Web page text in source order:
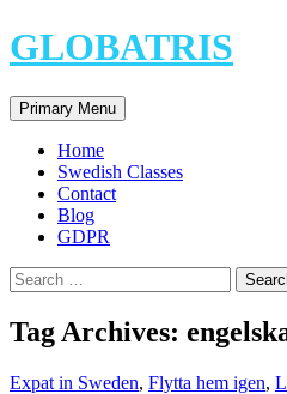
Skip
to
GLOBATRIS
Search
Primary Menu
Home
Swedish Classes
Contact
Blog
GDPR
Search
for:
Tag Archives:
Expat in Sweden, Flytta hem igen,